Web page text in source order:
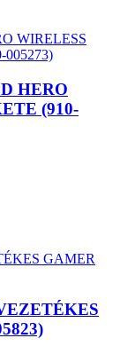
HERO
(910-